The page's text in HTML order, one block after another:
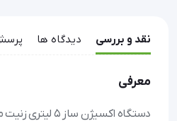
نقد و بررسی دیدگاه ها
معرفی